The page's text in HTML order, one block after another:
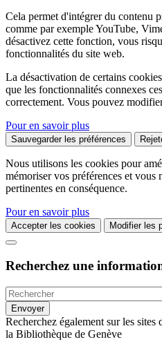
Cela permet d'intégrer du contenu
comme par exemple YouTube,
désactivez cette fonction, vous
fonctionnalités du site web.
La désactivation de certains
que les fonctionnalités connexes
correctement. Vous pouvez
Pour en savoir plus
Sauvegarder les préférences
Nous utilisons les cookies pour
mémoriser vos préférences et vous
pertinentes en conséquence.
Pour en savoir plus
Accepter les cookies Modifier les
Recherchez une
Recherchez également sur les
la Bibliothèque de Genève